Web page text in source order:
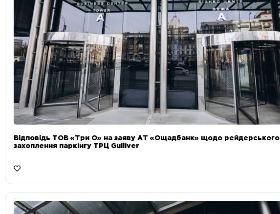
Відповідь ТОВ «Три О» на заяву АТ «Ощадбанк» щодо рейдерського
захоплення паркінгу ТРЦ Gulliver